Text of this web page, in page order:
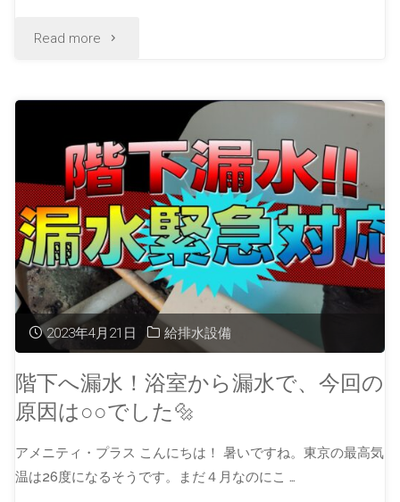
Read more
2023年4月21日 給排水設備
階下へ漏水！浴室から漏水で、今回の
原因は○○でした🔩
アメニティ・プラス こんにちは！ 暑いですね。東京の最高気
温は26度になるそうです。まだ４月なのにこ …